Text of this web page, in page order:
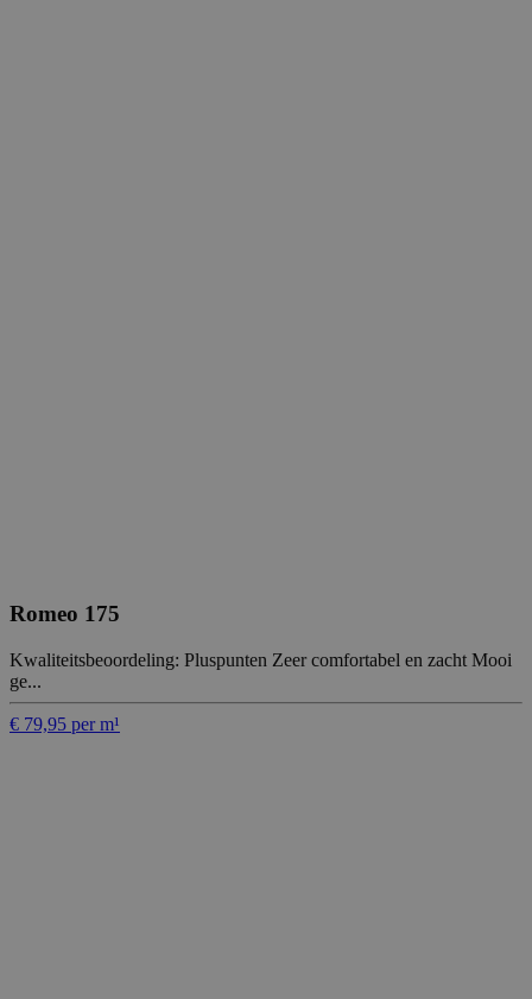
Romeo 175
Kwaliteitsbeoordeling: Pluspunten Zeer comfortabel en zacht Mooi
ge...
€ 79,95 per m¹